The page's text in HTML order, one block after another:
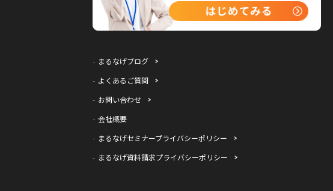
まるなげブログ
よくあるご質問
お問い合わせ
会社概要
まるなげセミナープライバシーポリシー
まるなげ資料請求プライバシーポリシー